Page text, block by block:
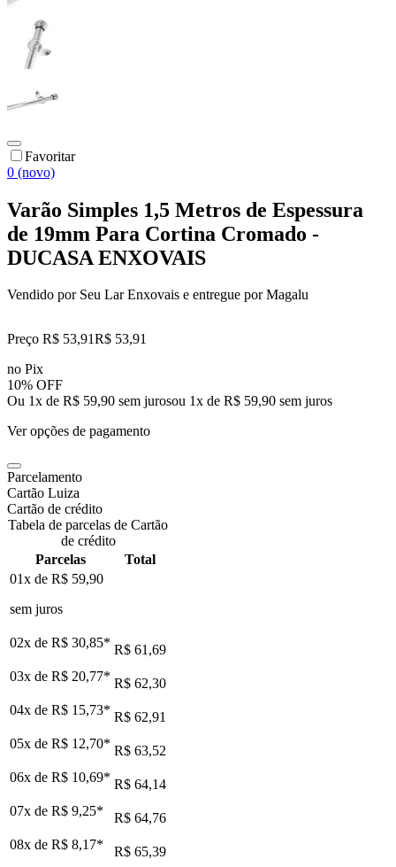
Favoritar
0 (novo)
Varão Simples 1,5 Metros de Espessura
de 19mm Para Cortina Cromado -
DUCASA ENXOVAIS
Vendido por Seu Lar Enxovais e entregue por Magalu
Preço R$ 53,91R$ 53,91
no Pix
10% OFF
Ou 1x de R$ 59,90 sem jurosou 1x de R$ 59,90 sem juros
Ver opções de pagamento
Parcelamento
Cartão Luiza
Cartão de crédito
Tabela de parcelas de Cartão
de crédito
Parcelas
Total
01x de R$ 59,90
sem juros
02x de R$ 30,85* R$ 61,69
03x de R$ 20,77* R$ 62,30
04x de R$ 15,73* R$ 62,91
05x de R$ 12,70* R$ 63,52
06x de R$ 10,69* R$ 64,14
07x de R$ 9,25*
R$ 64,76
08x de R$ 8,17* R$ 65,39